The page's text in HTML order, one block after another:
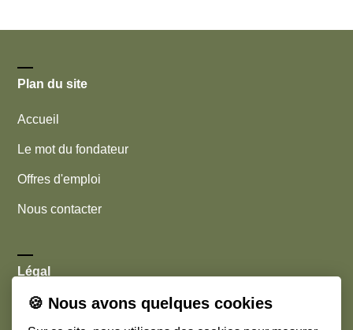
Plan du site
Accueil
Le mot du fondateur
Offres d'emploi
Nous contacter
Légal
Cookies
🍪 Nous avons quelques cookies